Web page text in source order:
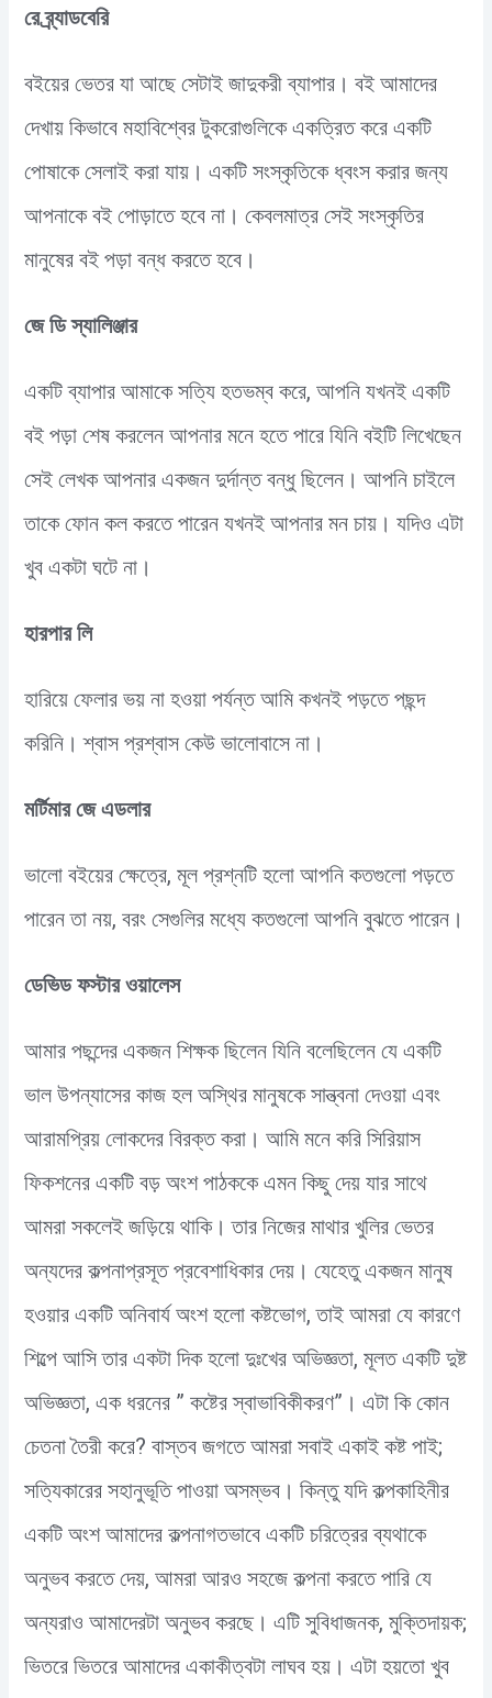
রে ব্র্যাডবেরি
বইয়ের ভেতর যা আছে সেটাই জাদুকরী ব্যাপার। বই আমাদের
দেখায় কিভাবে মহাবিশ্বের টুকরোগুলিকে একত্রিত করে একটি
পোষাকে সেলাই করা যায়। একটি সংস্কৃতিকে ধ্বংস করার জন্য
আপনাকে বই পোড়াতে হবে না। কেবলমাত্র সেই সংস্কৃতির
মানুষের বই পড়া বন্ধ করতে হবে।
জে ডি স্যালিঞ্জার
একটি ব্যাপার আমাকে সত্যি হতভম্ব করে, আপনি যখনই একটি
বই পড়া শেষ করলেন আপনার মনে হতে পারে যিনি বইটি লিখেছেন
সেই লেখক আপনার একজন দুর্দান্ত বন্ধু ছিলেন। আপনি চাইলে
তাকে ফোন কল করতে পারেন যখনই আপনার মন চায়। যদিও এটা
খুব একটা ঘটে না।
হারপার লি
হারিয়ে ফেলার ভয় না হওয়া পর্যন্ত আমি কখনই পড়তে পছন্দ
করিনি। শ্বাস প্রশ্বাস কেউ ভালোবাসে না।
মর্টিমার জে এডলার
ভালো বইয়ের ক্ষেত্রে, মূল প্রশ্নটি হলো আপনি কতগুলো পড়তে
পারেন তা নয়, বরং সেগুলির মধ্যে কতগুলো আপনি বুঝতে পারেন।
ডেভিড ফস্টার ওয়ালেস
আমার পছন্দের একজন শিক্ষক ছিলেন যিনি বলেছিলেন যে একটি
ভাল উপন্যাসের কাজ হল অস্থির মানুষকে সান্ত্বনা দেওয়া এবং
আরামপ্রিয় লোকদের বিরক্ত করা। আমি মনে করি সিরিয়াস
ফিকশনের একটি বড় অংশ পাঠককে এমন কিছু দেয় যার সাথে
আমরা সকলেই জড়িয়ে থাকি। তার নিজের মাথার খুলির ভেতর
অন্যদের কল্পনাপ্রসূত প্রবেশাধিকার দেয়। যেহেতু একজন মানুষ
হওয়ার একটি অনিবার্য অংশ হলো কষ্টভোগ, তাই আমরা যে কারণে
শিল্পে আসি তার একটা দিক হলো দুঃখের অভিজ্ঞতা, মূলত একটি দুষ্ট
অভিজ্ঞতা, এক ধরনের ” কষ্টের স্বাভাবিকীকরণ”। এটা কি কোন
চেতনা তৈরী করে? বাস্তব জগতে আমরা সবাই একাই কষ্ট পাই;
সত্যিকারের সহানুভূতি পাওয়া অসম্ভব। কিন্তু যদি কল্পকাহিনীর
একটি অংশ আমাদের কল্পনাগতভাবে একটি চরিত্রের ব্যথাকে
অনুভব করতে দেয়, আমরা আরও সহজে কল্পনা করতে পারি যে
অন্যরাও আমাদেরটা অনুভব করছে। এটি সুবিধাজনক, মুক্তিদায়ক;
ভিতরে ভিতরে আমাদের একাকীত্বটা লাঘব হয়। এটা হয়তো খুব